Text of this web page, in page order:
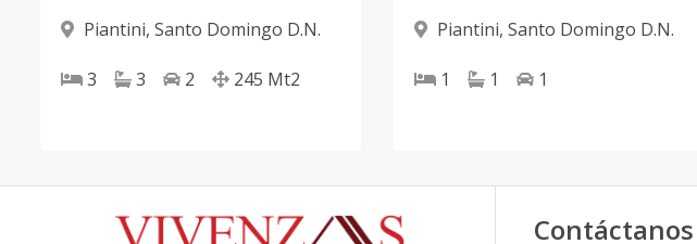
Piantini, Santo Domingo D.N.
3 3 2 245 Mt2
Piantini, Santo Domingo D.N.
1 1 1
Contáctanos